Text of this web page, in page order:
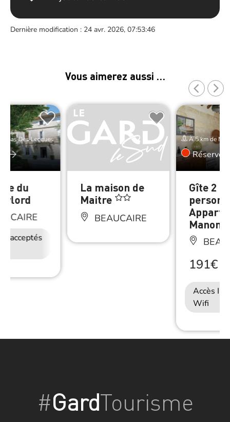
Dernière modification : 24 avr. 2026, 07:53:46
Vous aimerez aussi …
Mas Des Lecques
du
acceptés Petit déjeuner
Accès Internet
La maison de
Maitre
BEAUCAIRE
À 5 km de
Réserver
Gîte 2
Manon
191€/
Accès
Wifi
#GardTourisme